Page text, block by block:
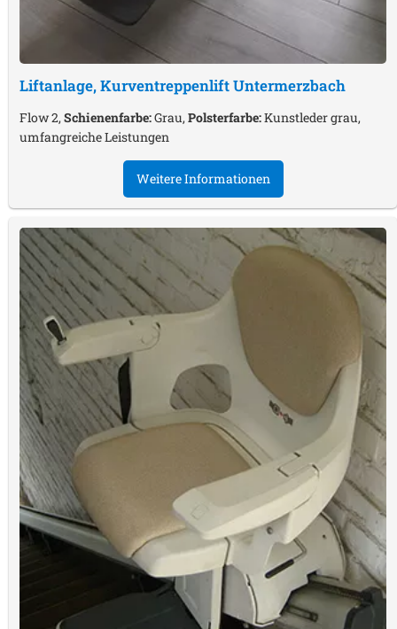
Liftanlage, KurventreppenliftUntermerzbach
Flow 2,Schienenfarbe:Grau,Polsterfarbe:Kunstleder grau,
umfangreiche Leistungen
Weitere Informationen